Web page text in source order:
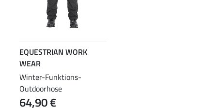
EQUESTRIAN WORK
WEAR
Winter-Funktions-
Outdoorhose
64,90 €